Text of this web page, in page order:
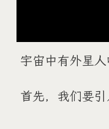
宇宙中有外星人
首先，我们要引